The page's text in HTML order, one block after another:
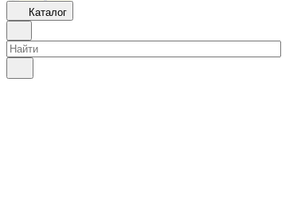
Каталог